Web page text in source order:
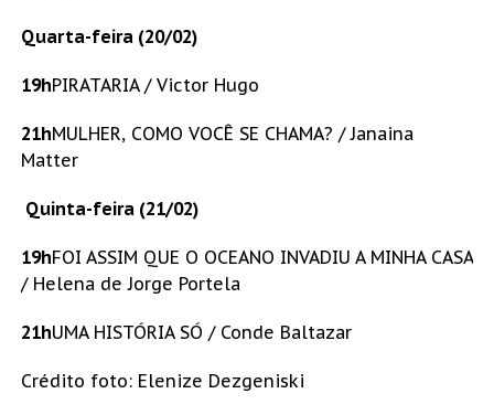
Quarta-feira (20/02)
19hPIRATARIA / Victor Hugo
21hMULHER, COMO VOCÊ SE CHAMA? / Janaina
Matter
Quinta-feira (21/02)
19hFOI ASSIM QUE O OCEANO INVADIU A MINHA CASA
/ Helena de Jorge Portela
21hUMA HISTÓRIA SÓ / Conde Baltazar
Crédito foto: Elenize Dezgeniski